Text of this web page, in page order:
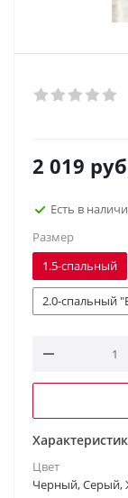
2 019
Есть в
Размер
1.5-спальный
2.0-спальный
Цвет
Черный, Серый,